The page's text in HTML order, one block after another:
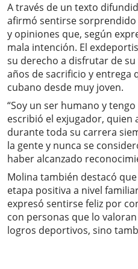
A través de un texto
afirmó sentirse
y opiniones que, según
mala intención. El
su derecho a disfrutar de
años de sacrificio y entrega
cubano desde muy joven.
“Soy un ser humano y
escribió el exjugador, quien
durante toda su carrera
la gente y nunca se
haber alcanzado
Molina también destacó
etapa positiva a nivel
expresó sentirse feliz por
con personas que lo
logros deportivos, sino